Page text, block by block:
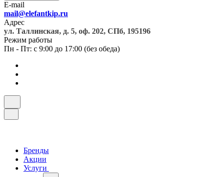
E-mail
mail@elefantkip.ru
Адрес
ул. Таллинская, д. 5, оф. 202, СПб, 195196
Режим работы
Пн - Пт: с 9:00 до 17:00 (без обеда)
Бренды
Акции
Услуги